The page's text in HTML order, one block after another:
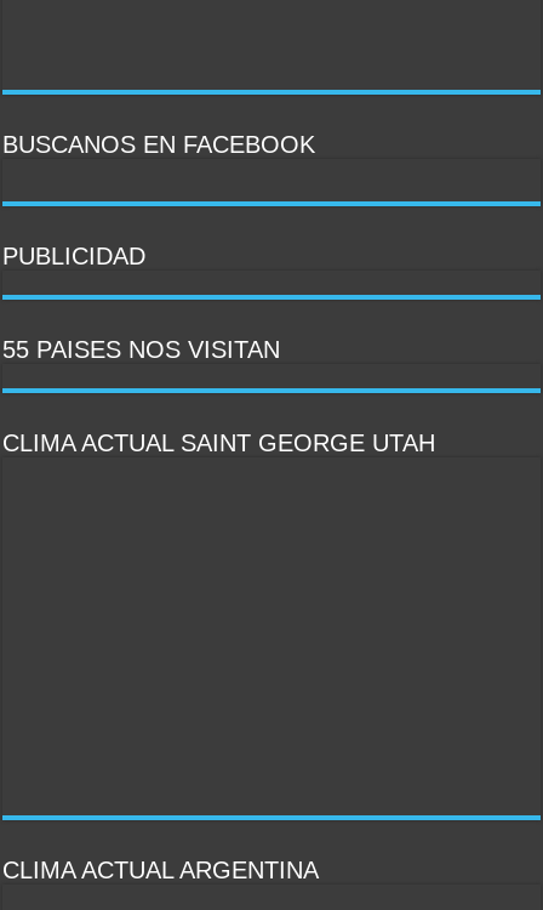
BUSCANOS EN FACEBOOK
PUBLICIDAD
PULSAR PARA IR AL SITIO
PULSAR PARA IR AL SITIO
PULSAR PARA IR AL SITIO
55 PAISES NOS VISITAN
CLIMA ACTUAL SAINT GEORGE UTAH
CLIMA ACTUAL ARGENTINA